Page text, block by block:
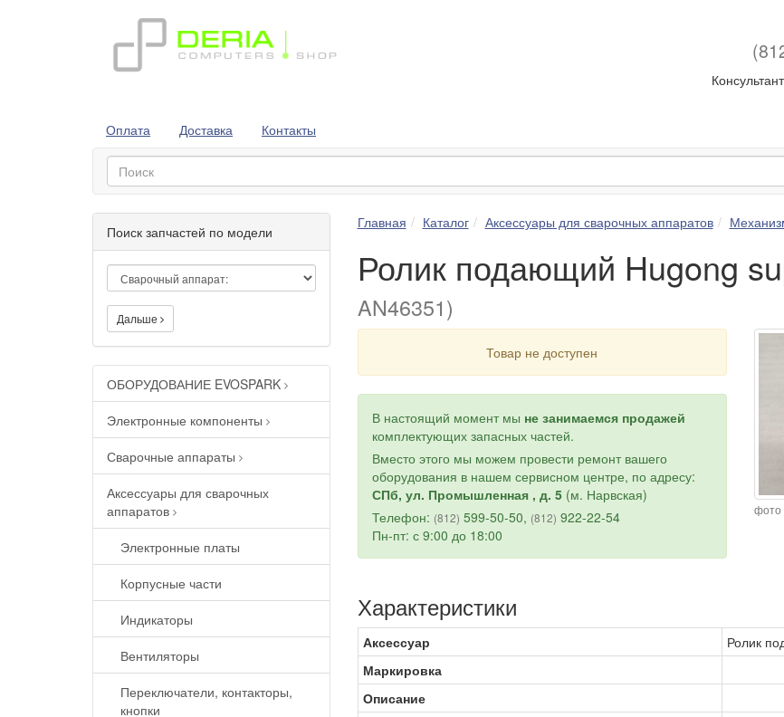
Оплата Доставка Контакты
Поиск запчастей по модели
Дальше
ОБОРУДОВАНИЕ EVOSPARK
Электронные компоненты
Сварочные аппараты
Аксессуары для сварочных
аппаратов
Электронные платы
Корпусные части
Индикаторы
Вентиляторы
Переключатели, контакторы,
кнопки
Главная Каталог Аксессуары для сварочных аппаратов
Ролик подающий Hugong
AN46351)
Товар не доступен
В настоящий момент мы не занимаемся продажей
комплектующих запасных частей.
Вместо этого мы можем провести ремонт вашего
оборудования в нашем сервисном центре, по адресу:
СПб, ул. Промышленная , д. 5(м. Нарвская)
Телефон: (812) 599-50-50, (812) 922-22-54
Пн-пт: с 9:00 до 18:00
фото
Характеристики
Аксессуар
Ролик
Маркировка
Описание